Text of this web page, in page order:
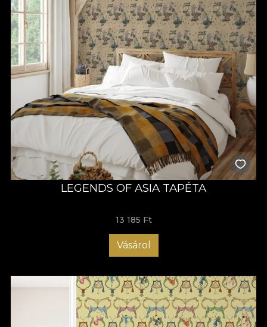
LEGENDS OF ASIA TAPÉTA
13 185 Ft
Vásárol